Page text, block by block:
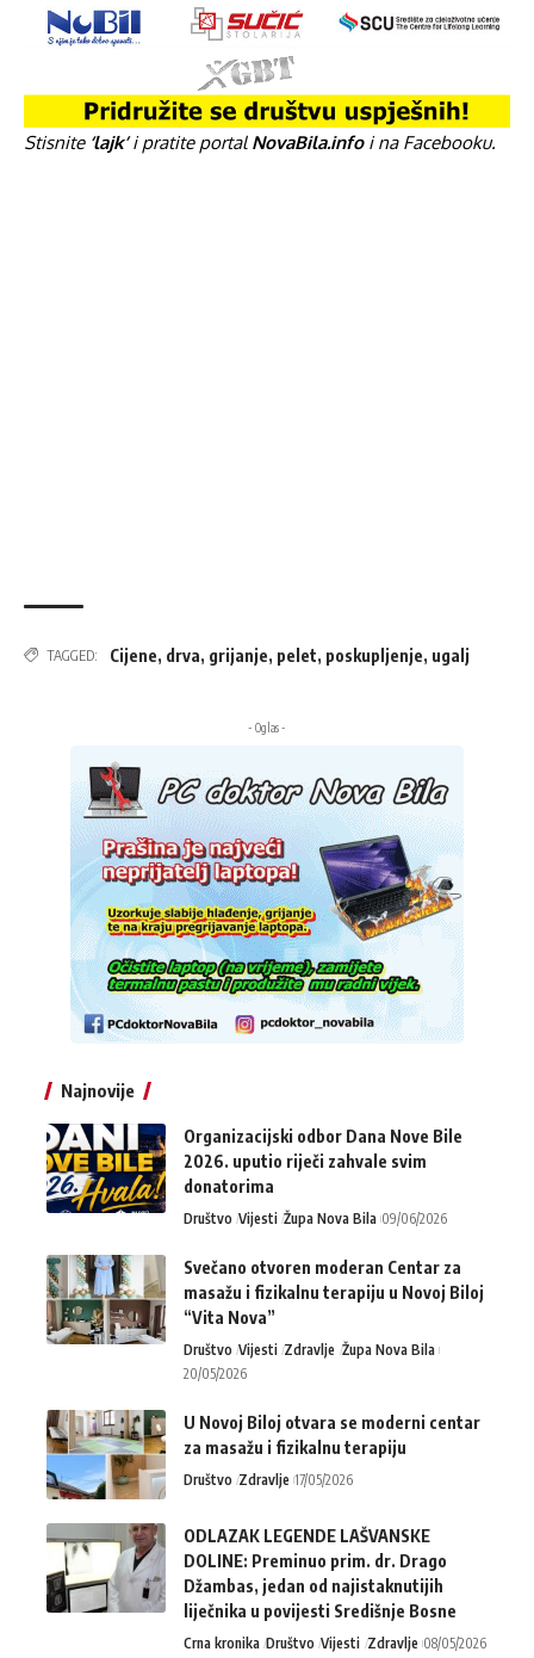
Stisnite ‘lajk’i pratite portal NovaBila.infoi na Facebooku.
TAGGED: Cijene, drva, grijanje, pelet, poskupljenje, ugalj
- Oglas -
Najnovije
Organizacijski odbor Dana Nove Bile
2026. uputio riječi zahvale svim
donatorima
Društvo Vijesti Župa Nova Bila 09/06/2026
Svečano otvoren moderan Centar za
masažu i fizikalnu terapiju u Novoj Biloj
“Vita Nova”
Društvo Vijesti Zdravlje Župa Nova Bila
20/05/2026
U Novoj Biloj otvara se moderni centar
za masažu i fizikalnu terapiju
Društvo Zdravlje 17/05/2026
ODLAZAK LEGENDE LAŠVANSKE
DOLINE: Preminuo prim. dr. Drago
Džambas, jedan od najistaknutijih
liječnika u povijesti Središnje Bosne
Crna kronika Društvo Vijesti Zdravlje 08/05/2026